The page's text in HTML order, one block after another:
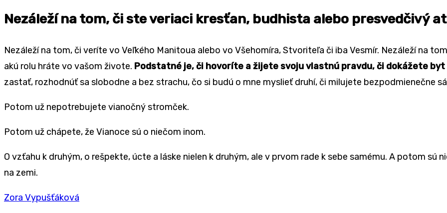
Nezáleží na tom, či ste veriaci kresťan, budhista alebo presvedčivý
Nezáleží na tom, či veríte vo Veľkého Manitoua alebo vo Všehomíra, Stvoriteľa či iba Vesmír. Nezáleží na
akú rolu hráte vo vašom živote. Podstatné je, či hovoríte a žijete svoju vlastnú pravdu, či dokážete
zastať, rozhodnúť sa slobodne a bez strachu, čo si budú o mne myslieť druhí, či milujete bezpodmienečne
Potom už nepotrebujete vianočný stromček.
Potom už chápete, že Vianoce sú o niečom inom.
O vzťahu k druhým, o rešpekte, úcte a láske nielen k druhým, ale v prvom rade k sebe samému. A potom sú
na zemi.
Zora Vypušťáková